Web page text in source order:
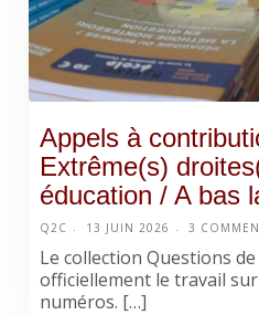
Appels à
Extrême(s)
éducation / A bas
Q2C 13 JUIN 2026 3
Le collection Questions de
officiellement le travail
numéros. […]